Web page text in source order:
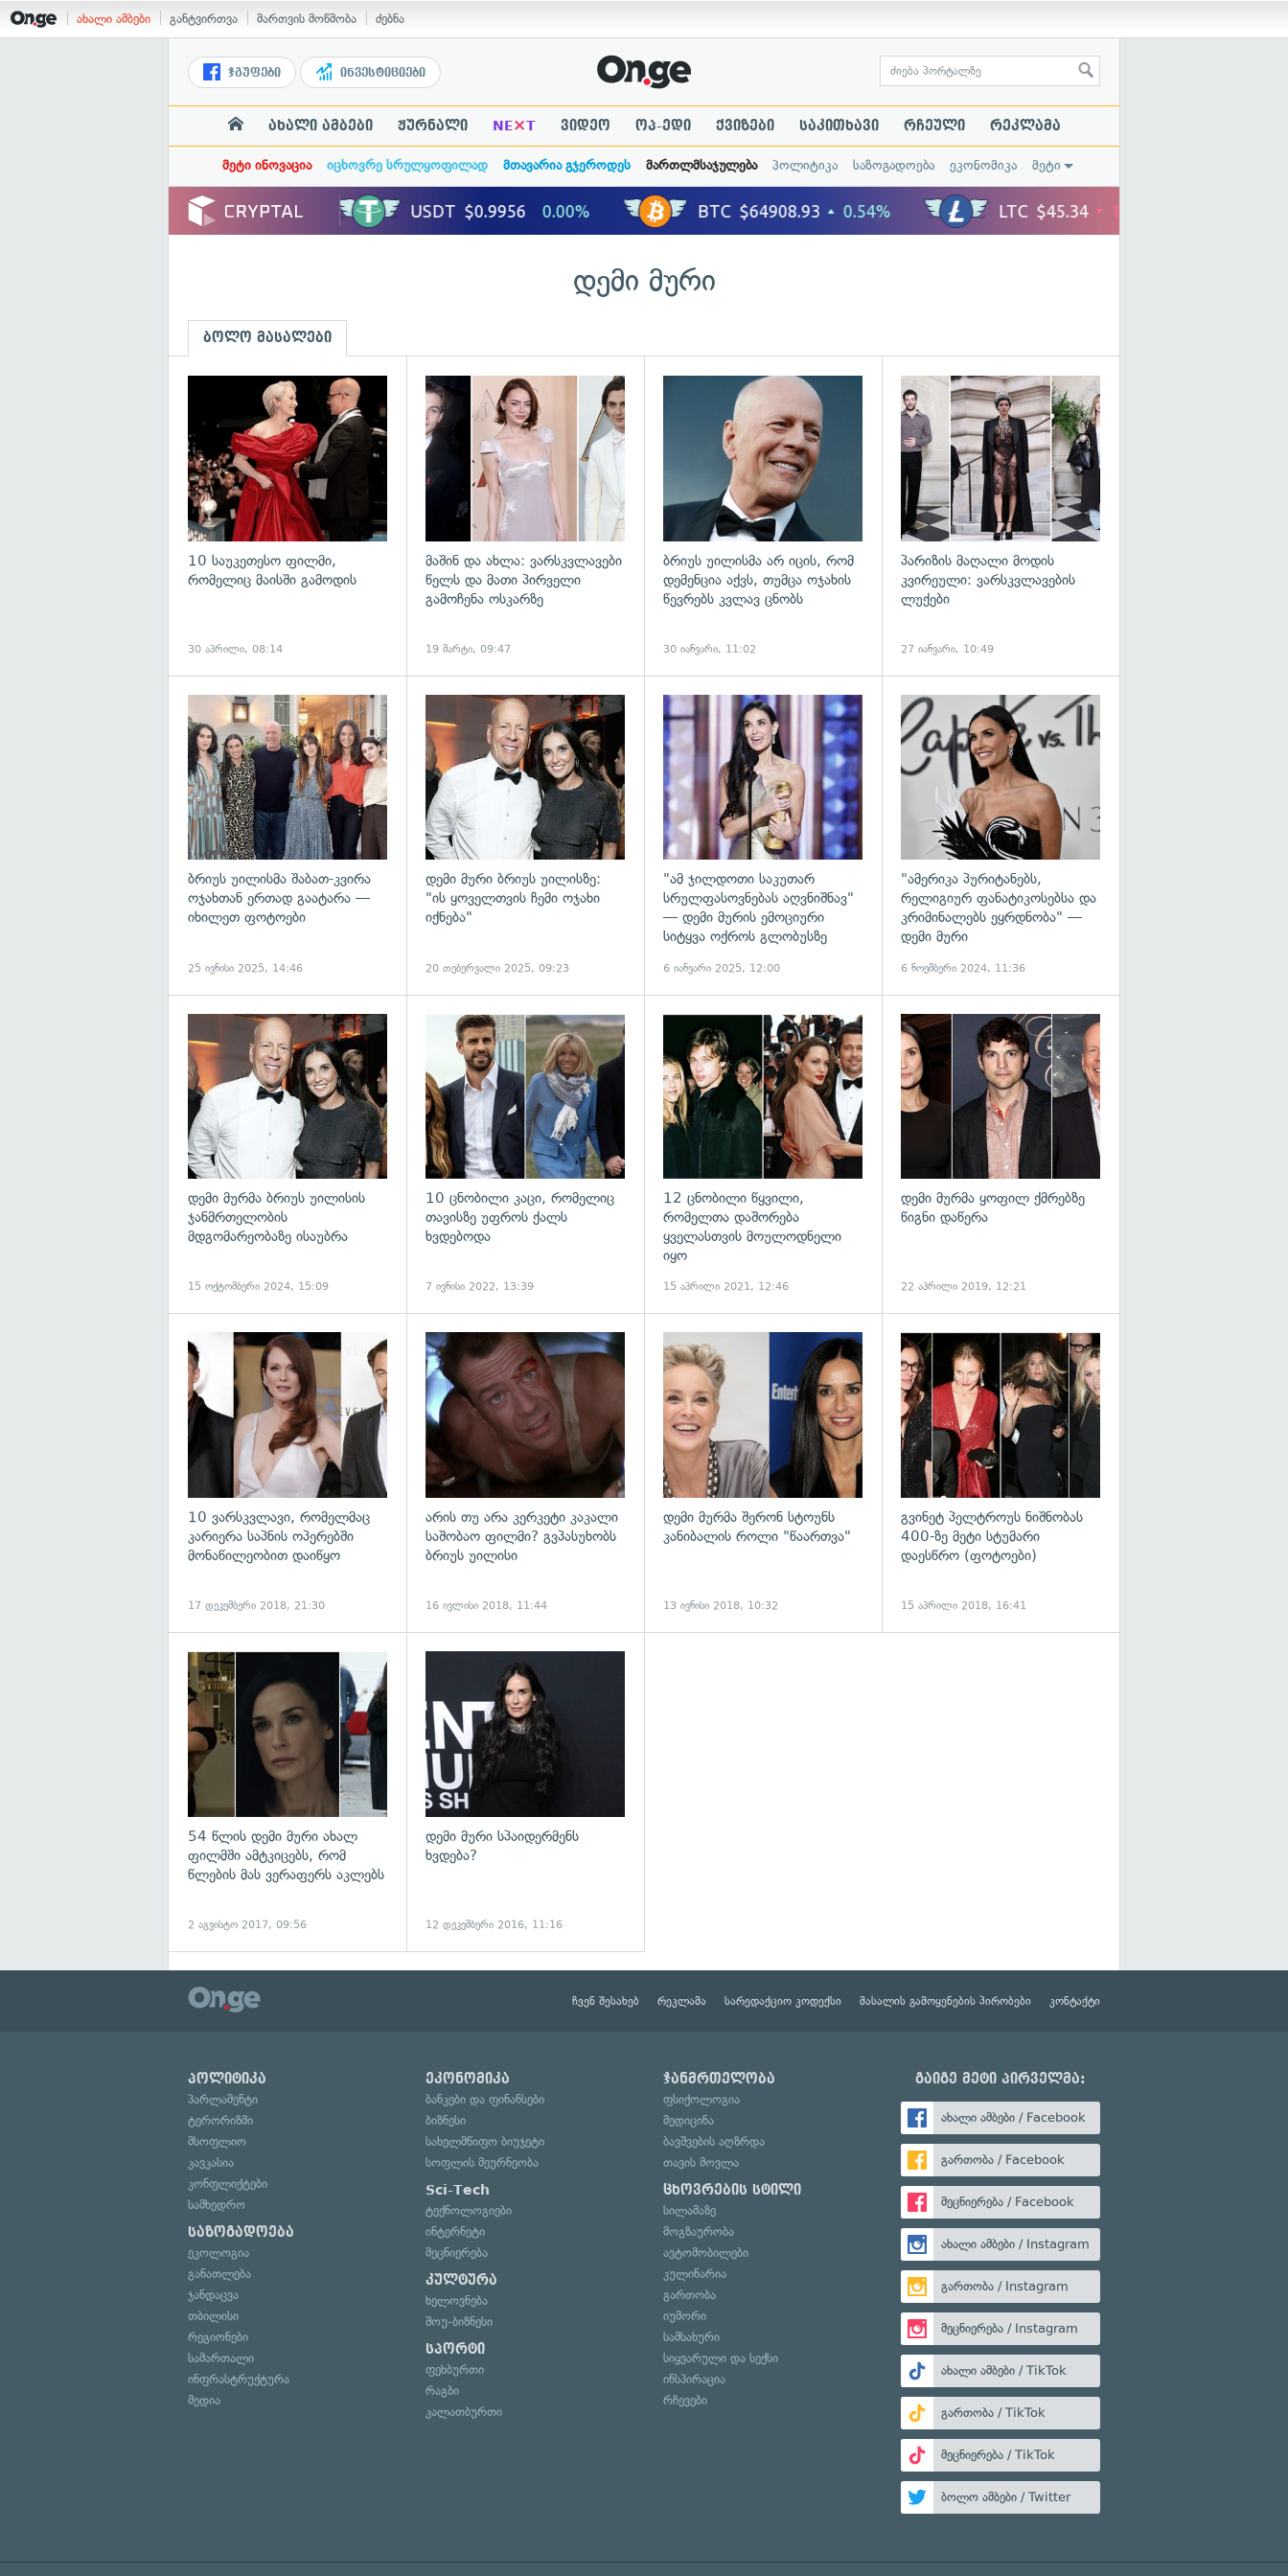
ახალი ამბები განტვირთვა მართვის მოწმობა ძებნა
ჯგუფები ინვესტიციები
ახალი ამბები ჟურნალი NE×T ვიდეო ოპ-ედი ქვიზები საკითხავი რჩეული რეკლამა
მეტი ინოვაცია იცხოვრე სრულყოფილად მთავარია გჯეროდეს მართლმსაჯულება პოლიტიკა საზოგადოება ეკონომიკა მეტი
დემი მური
ბოლო მასალები
გადახედვა
10 საუკეთესო ფილმი,
რომელიც მაისში გამოდის
30 აპრილი, 08:14
მაშინ და ახლა: ვარსკვლავები
წელს და მათი პირველი
გამოჩენა ოსკარზე
19 მარტი, 09:47
გადახედვა
ბრიუს უილისმა არ იცის, რომ
დემენცია აქვს, თუმცა ოჯახის
წევრებს კვლავ ცნობს
30 იანვარი, 11:02
პარიზის მაღალი მოდის
კვირეული: ვარსკვლავების
ლუქები
27 იანვარი, 10:49
ბრიუს უილისმა შაბათ-კვირა
ოჯახთან ერთად გაატარა —
იხილეთ ფოტოები
25 ივნისი 2025, 14:46
გადახედვა
დემი მური ბრიუს უილისზე:
"ის ყოველთვის ჩემი ოჯახი
იქნება"
20 თებერვალი 2025, 09:23
გადახედვა
"ამ ჯილდოთი საკუთარ
სრულფასოვნებას აღვნიშნავ"
— დემი მურის ემოციური
სიტყვა ოქროს გლობუსზე
6 იანვარი 2025, 12:00
"ამერიკა პურიტანებს,
რელიგიურ ფანატიკოსებსა და
კრიმინალებს ეყრდნობა" —
დემი მური
6 ნოემბერი 2024, 11:36
გადახედვა
დემი მურმა ბრიუს უილისის
ჯანმრთელობის
მდგომარეობაზე ისაუბრა
15 ოქტომბერი 2024, 15:09
გადახედვა
10 ცნობილი კაცი, რომელიც
თავისზე უფროს ქალს
ხვდებოდა
7 ივნისი 2022, 13:39
12 ცნობილი წყვილი,
რომელთა დაშორება
ყველასთვის მოულოდნელი
იყო
15 აპრილი 2021, 12:46
დემი მურმა ყოფილ ქმრებზე
წიგნი დაწერა
22 აპრილი 2019, 12:21
გადახედვა
10 ვარსკვლავი, რომელმაც
კარიერა საპნის ოპერებში
მონაწილეობით დაიწყო
17 დეკემბერი 2018, 21:30
გადახედვა
არის თუ არა კერკეტი კაკალი
საშობაო ფილმი? გვპასუხობს
ბრიუს უილისი
16 ივლისი 2018, 11:44
გადახედვა
დემი მურმა შერონ სტოუნს
კანიბალის როლი "წაართვა"
13 ივნისი 2018, 10:32
გვინეტ პელტროუს ნიშნობას
400-ზე მეტი სტუმარი
დაესწრო (ფოტოები)
15 აპრილი 2018, 16:41
54 წლის დემი მური ახალ
ფილმში ამტკიცებს, რომ
წლების მას ვერაფერს აკლებს
2 აგვისტო 2017, 09:56
დემი მური სპაიდერმენს
ხვდება?
12 დეკემბერი 2016, 11:16
ჩვენ შესახებ რეკლამა სარედაქციო კოდექსი მასალის გამოყენების პირობები კონტაქტი
პოლიტიკა
პარლამენტი
ტერორიზმი
მსოფლიო
კავკასია
კონფლიქტები
სამხედრო
საზოგადოება
ეკოლოგია
განათლება
ჯანდაცვა
თბილისი
რეგიონები
სამართალი
ინფრასტრუქტურა
მედია
ეკონომიკა
ბანკები და ფინანსები
ბიზნესი
სახელმწიფო ბიუჯეტი
სოფლის მეურნეობა
Sci-Tech
ტექნოლოგიები
ინტერნეტი
მეცნიერება
კულტურა
ხელოვნება
შოუ-ბიზნესი
სპორტი
ფეხბურთი
რაგბი
კალათბურთი
ჯანმრთელობა
ფსიქოლოგია
მედიცინა
ბავშვების აღზრდა
თავის მოვლა
ცხოვრების სტილი
სილამაზე
მოგზაურობა
ავტომობილები
კულინარია
გართობა
იუმორი
სამსახური
სიყვარული და სექსი
ინსპირაცია
რჩევები
გაიგე მეტი პირველმა:
ახალი ამბები / Facebook
გართობა / Facebook
მეცნიერება / Facebook
ახალი ამბები / Instagram
გართობა / Instagram
მეცნიერება / Instagram
ახალი ამბები / TikTok
გართობა / TikTok
მეცნიერება / TikTok
ბოლო ამბები / Twitter